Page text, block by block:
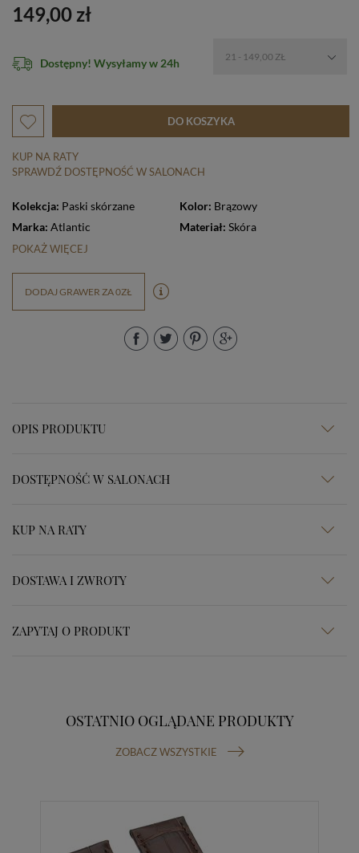
149,00 zł
Dostępny! Wysyłamy w 24h 21 - 149,00 ZŁ
DO KOSZYKA
KUP NA RATY
SPRAWDŹ DOSTĘPNOŚĆ W SALONACH
Kolekcja: Paski skórzane Kolor: Brązowy
Marka: Atlantic Materiał: Skóra
POKAŻ WIĘCEJ
DODAJ GRAWER ZA 0ZŁ
OPIS PRODUKTU
DOSTĘPNOŚĆ W SALONACH
KUP NA RATY
DOSTAWA I ZWROTY
ZAPYTAJ O PRODUKT
OSTATNIO OGLĄDANE PRODUKTY
ZOBACZ WSZYSTKIE